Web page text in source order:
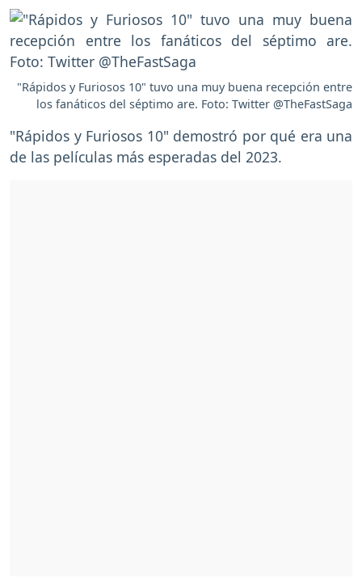
"Rápidos y Furiosos 10" tuvo una muy buena recepción entre
los fanáticos del séptimo are. Foto: Twitter @TheFastSaga
"Rápidos y Furiosos 10" demostró por qué era una
de las películas más esperadas del 2023.